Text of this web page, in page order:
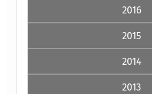
2016
2015
2014
2013